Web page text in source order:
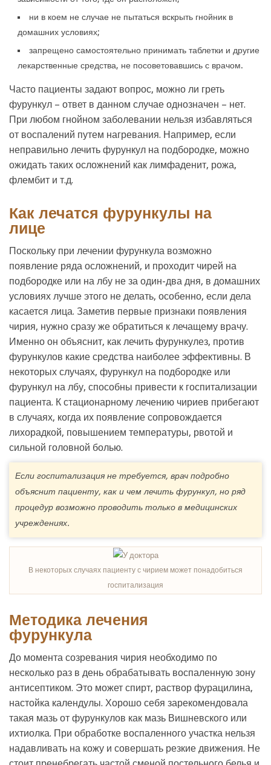
ни в коем не случае не пытаться вскрыть гнойник в
домашних условиях;
запрещено самостоятельно принимать таблетки и другие
лекарственные средства, не посоветовавшись с врачом.
Часто пациенты задают вопрос, можно ли греть
фурункул – ответ в данном случае однозначен – нет.
При любом гнойном заболевании нельзя избавляться
от воспалений путем нагревания. Например, если
неправильно лечить фурункул на подбородке, можно
ожидать таких осложнений как лимфаденит, рожа,
флембит и т.д.
Как лечатся фурункулы на
лице
Поскольку при лечении фурункула возможно
появление ряда осложнений, и проходит чирей на
подбородке или на лбу не за один-два дня, в домашних
условиях лучше этого не делать, особенно, если дела
касается лица. Заметив первые признаки появления
чирия, нужно сразу же обратиться к лечащему врачу.
Именно он объяснит, как лечить фурункулез, против
фурункулов какие средства наиболее эффективны. В
некоторых случаях, фурункул на подбородке или
фурункул на лбу, способны привести к госпитализации
пациента. К стационарному лечению чириев прибегают
в случаях, когда их появление сопровождается
лихорадкой, повышением температуры, рвотой и
сильной головной болью.
Если госпитализация не требуется, врач подробно
объяснит пациенту, как и чем лечить фурункул, но ряд
процедур возможно проводить только в медицинских
учреждениях.
В некоторых случаях пациенту с чирием может понадобиться
госпитализация
Методика лечения
фурункула
До момента созревания чирия необходимо по
несколько раз в день обрабатывать воспаленную зону
антисептиком. Это может спирт, раствор фурацилина,
настойка календулы. Хорошо себя зарекомендовала
такая мазь от фурункулов как мазь Вишневского или
ихтиолка. При обработке воспаленного участка нельзя
надавливать на кожу и совершать резкие движения. Не